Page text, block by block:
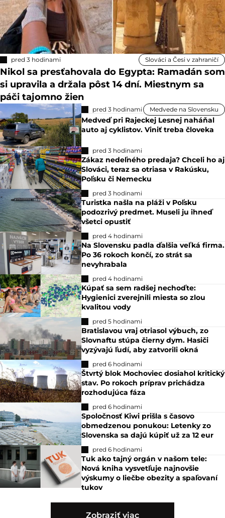
pred 3 hodinami Slováci a Česi v zahraničí
Nikol sa presťahovala do Egypta: Ramadán som
si upravila a držala pôst 14 dní. Miestnym sa
páči tajomno žien
pred 3 hodinami Medvede na Slovensku
Medveď pri Rajeckej Lesnej naháňal
auto aj cyklistov. Viniť treba človeka
pred 3 hodinami
Zákaz nedeľného predaja? Chceli ho aj
Slováci, teraz sa otriasa v Rakúsku,
Poľsku či Nemecku
pred 3 hodinami
Turistka našla na pláži v Poľsku
podozrivý predmet. Museli ju ihneď
všetci opustiť
pred 4 hodinami
Na Slovensku padla ďalšia veľká firma.
Po 36 rokoch končí, zo strát sa
nevyhrabala
pred 4 hodinami
Kúpať sa sem radšej nechoďte:
Hygienici zverejnili miesta so zlou
kvalitou vody
pred 5 hodinami
Bratislavou vraj otriasol výbuch, zo
Slovnaftu stúpa čierny dym. Hasiči
vyzývajú ľudí, aby zatvorili okná
pred 6 hodinami
Štvrtý blok Mochoviec dosiahol kritický
stav. Po rokoch príprav prichádza
rozhodujúca fáza
pred 6 hodinami
Spoločnosť Kiwi prišla s časovo
obmedzenou ponukou: Letenky zo
Slovenska sa dajú kúpiť už za 12 eur
pred 6 hodinami
Tuk ako tajný orgán v našom tele:
Nová kniha vysvetľuje najnovšie
výskumy o liečbe obezity a spaľovaní
tukov
Zobraziť viac